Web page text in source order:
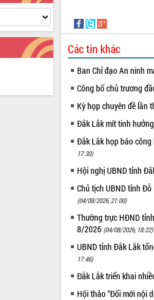
Các tin khác
Ban Chỉ đạo An ninh
Công bố chủ trương
Kỳ họp chuyên đề lần
Đắk Lắk mít tinh
Đắk Lắk họp báo
17:30)
Hội nghị UBND tỉnh
Chủ tịch UBND tỉnh
(04/08/2026, 21:00)
Thường trực HĐND
8/2026 (04/08/2026, 18:22)
UBND tỉnh Đắk Lắk
17:46)
Đắk Lắk triển khai
Hội thảo “Đổi mới nội